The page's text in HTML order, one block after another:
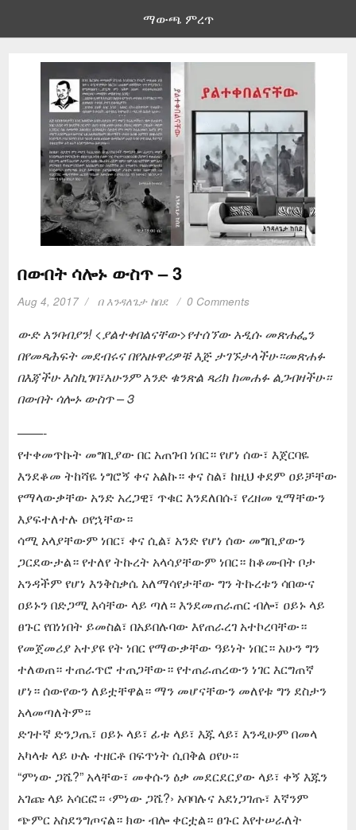
ማውጫ ምረጥ
በውበት ሳሎኑ ውስጥ – 3
Aug 4, 2017 በ እንዳለጌታ ከበደ 0 Comments
ውድ አንባብያን! <ያልተቀበልናቸው>የተሰኘው አዲሱ መጽሐፌን
በየመጻሕፍት መደብሩና በየአዙዋሪዎቹ እጅ ታገኙታላችሁ።መጽሐፉ
በእጃችሁ እስኪገባ፣አሁንም አንድ ቁንጽል ጻሪክ ከመሐፉ ልጋብዛችሁ።
በውበት ሳሎኑ ውስጥ – 3
——-
የተቀመጥኩት መግቢያው በር አጠገብ ነበር። የሆነ ሰው፣ እጀርባዬ
እንደቆመ ትከሻዬ ነግሮኝ ቀና አልኩ። ቀና ስል፣ ከዚህ ቀደም ዐይቻቸው
የማላውቃቸው አንድ አረጋዊ፣ ጥቁር እንደለበሱ፣ የረዘመ ፂማቸውን
እያፍተለተሉ ዐየኋቸው።
ሳሚ አላያቸውም ነበር፣ ቀና ሲል፣ አንድ የሆነ ሰው መግቢያውን
ጋርደውታል። የተለየ ትኩረት አላሳያቸውም ነበር። ከቆሙበት ቦታ
አንዳችም የሆነ እንቅስቃሴ አለማሳየታቸው ግን ትኩረቱን ሳበውና
ዐይኑን በድጋሚ እሳቸው ላይ ጣለ። እንደመጠራጠር ብሎ፣ ዐይኑ ላይ
ፀጉር የበነነበት ይመስል፣ በአይበሉባው እየጠራረገ አተኮረባቸው።
የመጀመሪያ አተያዩ የት ነበር የማውቃቸው ዓይነት ነበር። አሁን ግን
ተለወጠ። ተጠራጥሮ ተጠጋቸው። የተጠራጠረውን ነገር እርግጠኛ
ሆነ። ሰውየውን ለይቷቸዋል። ማን መሆናቸውን መለየቱ ግን ደስታን
አላመጣለትም።
ድገተኛ ድንጋጤ፣ ዐይኑ ላይ፣ ፊቱ ላይ፣ እጁ ላይ፣ እንዲሁም በመላ
አካላቱ ላይ ሁሉ ተዘርቶ በፍጥነት ሲበቅል ዐየሁ።
“ምነው ጋሼ?” አላቸው፣ መቀሱን ዕቃ መደርደርያው ላይ፣ ቀኝ እጁን
አገጩ ላይ አሳርፎ። ‹ምነው ጋሼ?› አባባሉና አደነጋገጡ፣ እኛንም
ጭምር አስደንግጦናል። ክው ብሎ ቀርቷል። ፀጉር እየተሠራለት